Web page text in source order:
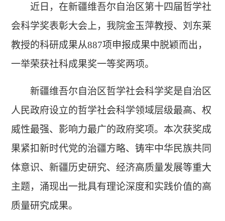
近日，在新疆维吾尔自治区第十四届哲学社
会科学奖表彰大会上，我院金玉萍教授、刘东莱
教授的科研成果从887项申报成果中脱颖而出，
一举荣获社科成果奖一等奖两项。
新疆维吾尔自治区哲学社会科学奖是自治区
人民政府设立的哲学社会科学领域层级最高、权
威性最强、影响力最广的政府奖项。本次获奖成
果紧扣新时代党的治疆方略、铸牢中华民族共同
体意识、新疆历史研究、经济高质量发展等重大
主题，涌现出一批具有理论深度和实践价值的高
质量研究成果。